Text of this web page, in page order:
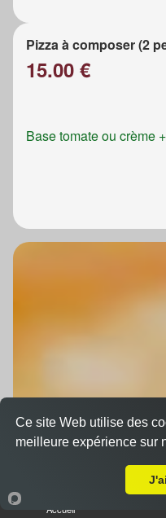
Pizza à composer (2
15.00 €
Base tomate ou crème
Accueil
Ce site Web utilise des
meilleure expérience sur